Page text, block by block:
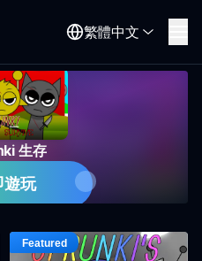
繁體中文
生存
遊玩